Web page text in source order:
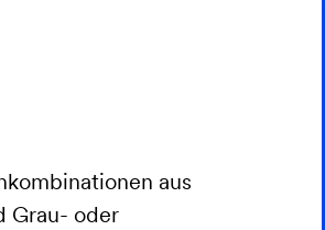
aus
Grau- oder